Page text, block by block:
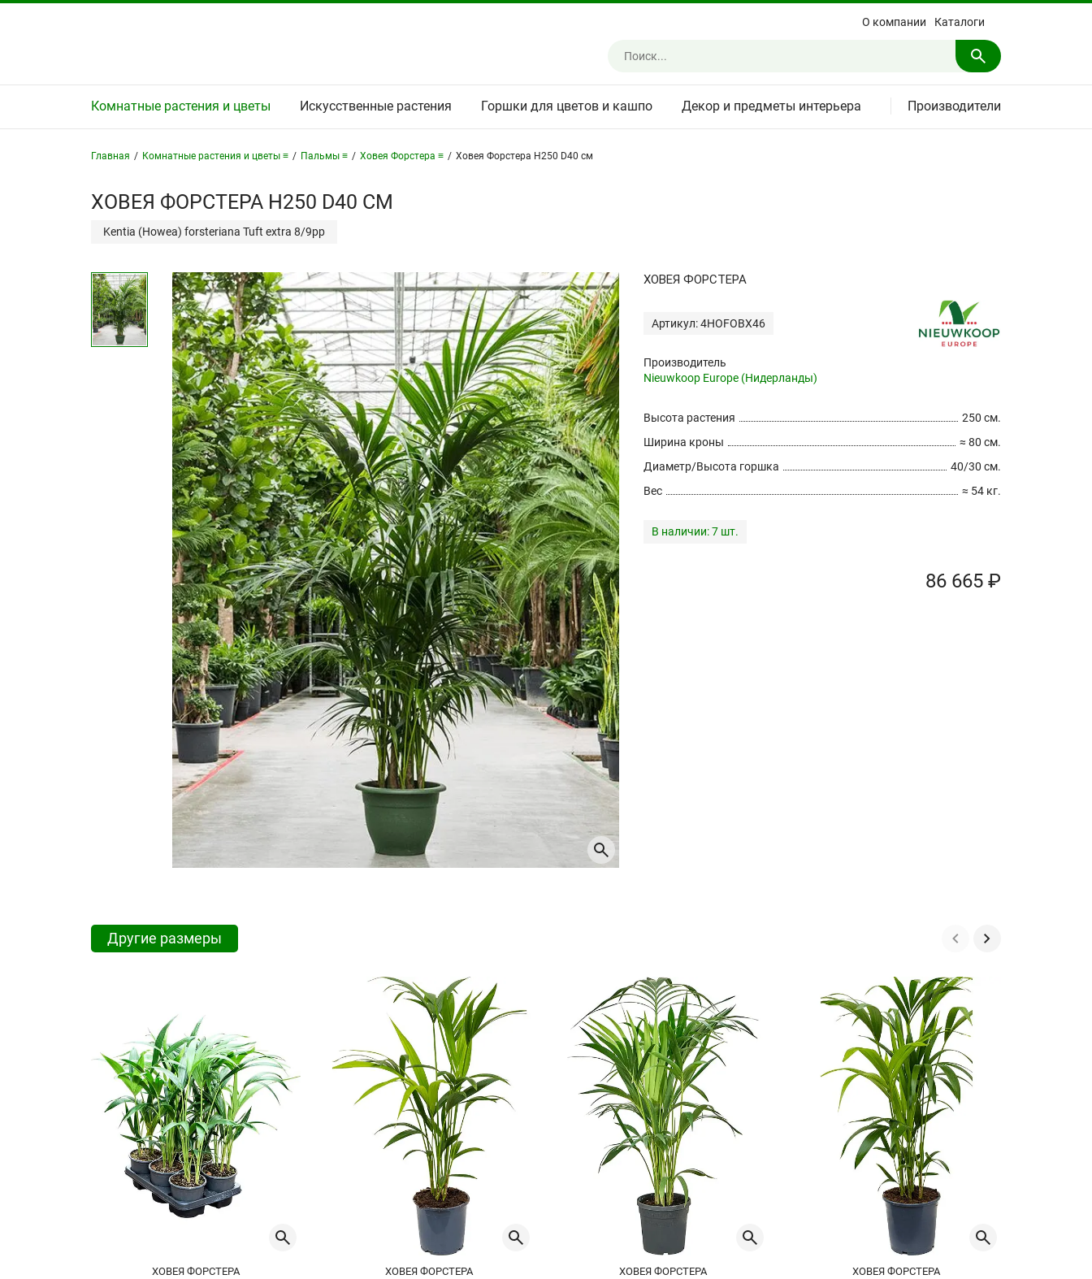
О компании Каталоги
Комнатные растения и цветы Искусственные растения Горшки для цветов и кашпо Декор и предметы интерьера Производители
Главная / Комнатные растения и цветы ≡ / Пальмы ≡ / Ховея Форстера ≡ / Ховея Форстера H250 D40 см
ХОВЕЯ ФОРСТЕРА H250 D40 СМ
Kentia (Howea) forsteriana Tuft extra 8/9pp
ХОВЕЯ ФОРСТЕРА
Артикул: 4HOFOBX46
Производитель
Nieuwkoop Europe (Нидерланды)
250 см.
Высота растения
≈ 80 см.
Ширина кроны
40/30 см.
Диаметр/Высота горшка
≈ 54 кг.
Вес
В наличии:7 шт.
86 665 ₽
Другие размеры
ХОВЕЯ ФОРСТЕРА ХОВЕЯ ФОРСТЕРА ХОВЕЯ ФОРСТЕРА ХОВЕЯ ФОРСТЕРА